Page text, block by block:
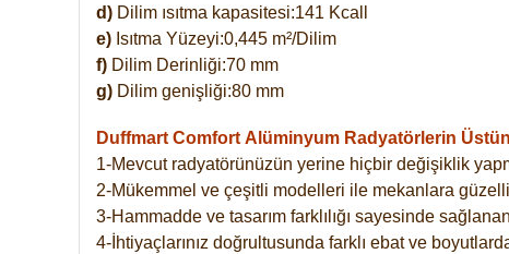
d) Dilim ısıtma kapasitesi:141 Kcall
e) Isıtma Yüzeyi:0,445 m²/Dilim
f) Dilim Derinliği:70 mm
g) Dilim genişliği:80 mm
Duffmart Comfort Alüminyum Radyatörlerin
1-Mevcut radyatörünüzün yerine hiçbir değişiklik
2-Mükemmel ve çeşitli modelleri ile mekanlara
3-Hammadde ve tasarım farklılığı sayesinde
4-İhtiyaçlarınız doğrultusunda farklı ebat ve